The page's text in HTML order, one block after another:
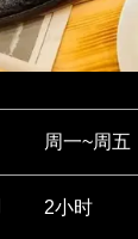
周一~周五
2小时